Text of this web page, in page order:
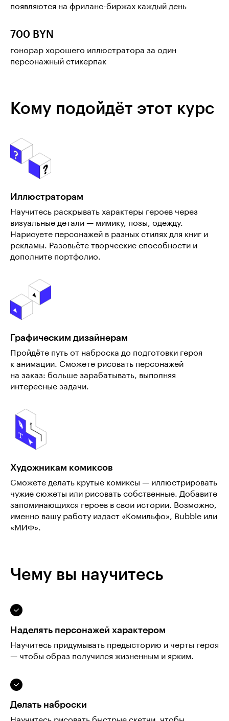
появляются на фриланс-биржах каждый день
700 BYN
гонорар хорошего иллюстратора за один
персонажный стикерпак
Кому подойдёт этот курс
Иллюстраторам
Научитесь раскрывать характеры героев через
визуальные детали — мимику, позы, одежду.
Нарисуете персонажей в разных стилях для книг и
рекламы. Разовьёте творческие способности и
дополните портфолио.
Графическим дизайнерам
Пройдёте путь от наброска до подготовки героя
к анимации. Сможете рисовать персонажей
на заказ: больше зарабатывать, выполняя
интересные задачи.
Художникам комиксов
Сможете делать крутые комиксы — иллюстрировать
чужие сюжеты или рисовать собственные. Добавите
запоминающихся героев в свои истории. Возможно,
именно вашу работу издаст «Комильфо», Bubble или
«МИФ».
Чему вы научитесь
Наделять персонажей характером
Научитесь придумывать предысторию и черты героя
— чтобы образ получился жизненным и ярким.
Делать наброски